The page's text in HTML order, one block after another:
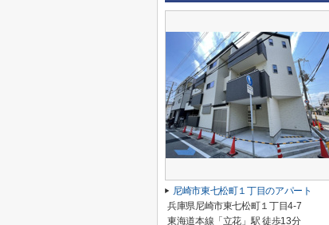
尼崎市東七松町１丁目のアパート
兵庫県尼崎市東七松町１丁目4-7
東海道本線「立花」駅 徒歩13分